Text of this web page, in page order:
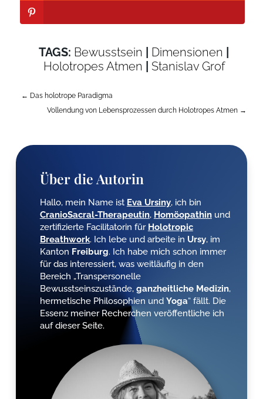
AptekaWarszawa24.com
TAGS: Bewusstsein Dimensionen
Holotropes Atmen
Stanislav Grof
← Das holotrope Paradigma
Vollendung von Lebensprozessen durch Holotropes Atmen →
Über die Autorin
Hallo, mein Name ist Eva Ursiny, ich bin
CranioSacral-Therapeutin, Homöopathinund
zertifizierte Facilitatorin für Holotropic
Breathwork. Ich lebe und arbeite in Ursy, im
Kanton Freiburg. Ich habe mich schon immer
für das interessiert, was weitläufig in den
Bereich „Transpersonelle
Bewusstseinszustände, ganzheitliche Medizin,
hermetische Philosophien und Yoga“ fällt. Die
Essenz meiner Recherchen veröffentliche ich
auf dieser Seite.